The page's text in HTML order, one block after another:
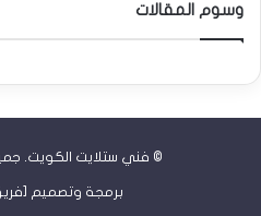
وسوم المقالات
© فني ستلايت الكويت.
برمجة وتصميم [